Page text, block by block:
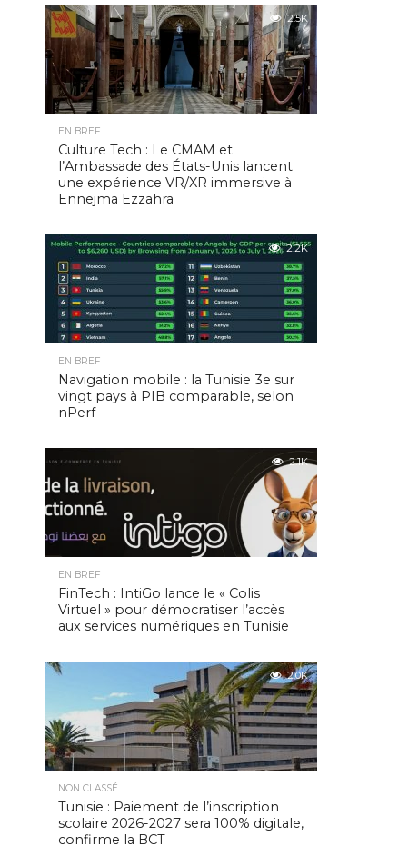
2.5K
EN BREF
Culture Tech : Le CMAM et
l’Ambassade des États-Unis lancent
une expérience VR/XR immersive à
Ennejma Ezzahra
2.2K
EN BREF
Navigation mobile : la Tunisie 3e sur
vingt pays à PIB comparable, selon
nPerf
2.1K
EN BREF
FinTech : IntiGo lance le « Colis
Virtuel » pour démocratiser l’accès
aux services numériques en Tunisie
2.0K
NON CLASSÉ
Tunisie : Paiement de l’inscription
scolaire 2026-2027 sera 100% digitale,
confirme la BCT